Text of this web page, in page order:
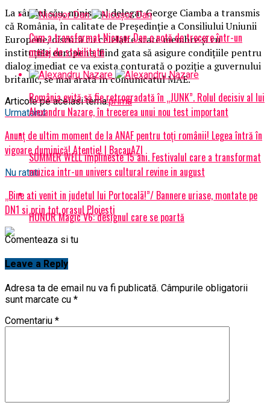
La rândul său, ministrul delegat George Ciamba a transmis
că România, în calitate de Preşedinţie a Consiliului Uniunii
Europene, discută cu celelalte state membre şi cu
instituţiile europene, fiind gata să asigure condiţiile pentru
dialog imediat ce va exista conturată o poziţie a guvernului
britanic, se mai arată în comunicatul MAE.
Articole pe aceiasi tema:prima
Urmatorul
Anunț de ultim moment de la ANAF pentru toți românii! Legea întră în
vigoare duminică! Atenție! | BacauAZI
Nu ratati
„Bine ati venit in judetul lui Portocalã!”/ Bannere uriase, montate pe
DN1 si prin tot orasul Ploiesti
Cum a transformat Nicușor Dan o notă de trecere într-un
mesaj de stabilitate
România evită să fie retrogradată în „JUNK”. Rolul decisiv al lui
Alexandru Nazare, în trecerea unui nou test important
SUMMER WELL implineste 15 ani. Festivalul care a transformat
muzica intr-un univers cultural revine in august
HONOR Magic V6: designul care se poartă
Comenteaza si tu
Leave a Reply
Adresa ta de email nu va fi publicată. Câmpurile obligatorii
sunt marcate cu *
Comentariu *